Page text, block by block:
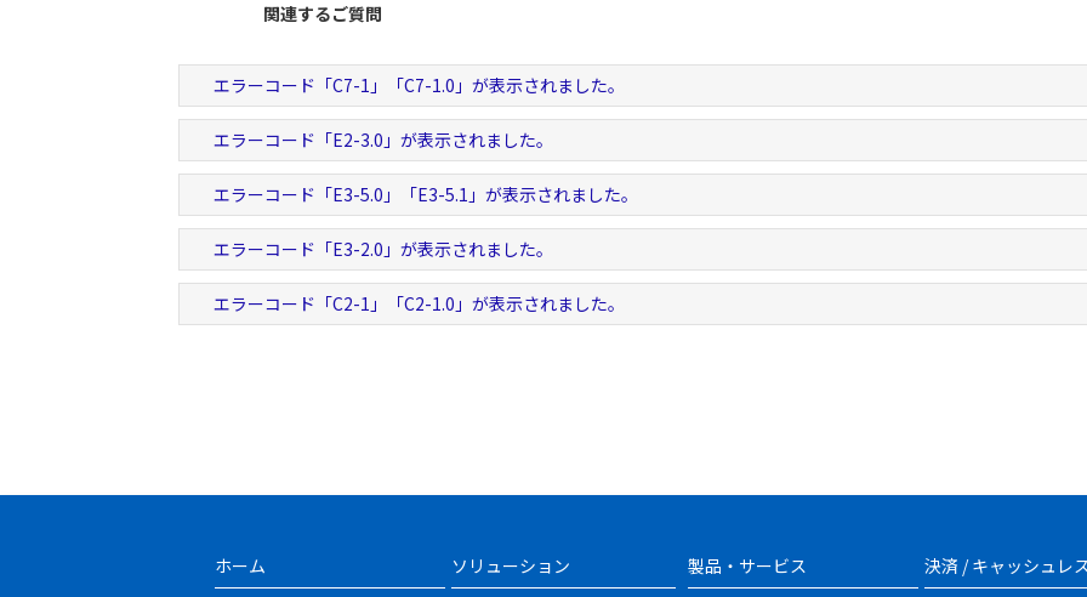
関連するご質問
エラーコード「C7-1」「C7-1.0」が表示されました。
エラーコード「E2-3.0」が表示されました。
エラーコード「E3-5.0」「E3-5.1」が表示されました。
エラーコード「E3-2.0」が表示されました。
エラーコード「C2-1」「C2-1.0」が表示されました。
ホーム ソリューション
製品・サービス
決済 / キャッシュレ